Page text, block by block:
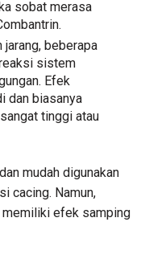
sobat merasa
beberapa
sistem
Efek
dan biasanya
tinggi atau
mudah digunakan
cacing. Namun,
memiliki efek samping